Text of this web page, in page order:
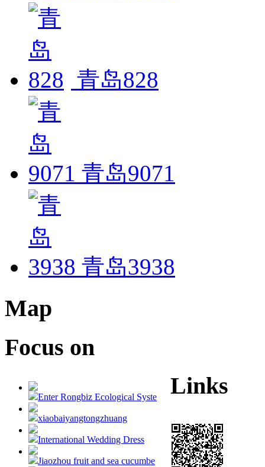
青岛828
青岛9071
青岛3938
Map
Focus on
Enter Rongbiz Ecological Syste
xiaobaiyangtongzhuang
International Wedding Dress
Jiaozhou fruit and sea cucumbe
Links